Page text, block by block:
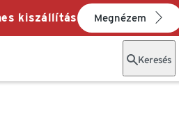
kiszállítás Megnézem
Keresés